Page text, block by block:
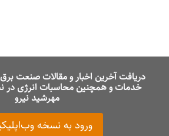
دریافت آخرین اخبار و مقالات صنعت
خدمات و همچنین محاسبات انرژی در
مهرشید نیرو
ورود به نسخه